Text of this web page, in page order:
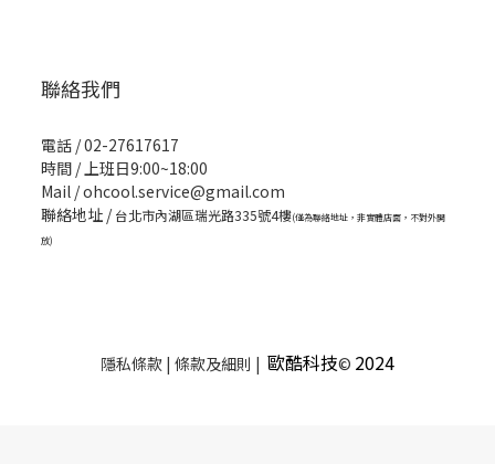
聯絡我們
電話 / 02-27617617
時間 / 上班日9:00~18:00
Mail / ohcool.service@gmail.com
聯絡地址 /台北市內湖區瑞光路335號4樓(僅為聯絡地址，非實體店面，不對外開
放)
隱私條款 | 條款及細則 | 歐酷科技© 2024